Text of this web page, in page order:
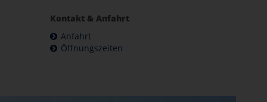
Kontakt & Anfahrt
Anfahrt
Öffnungszeiten